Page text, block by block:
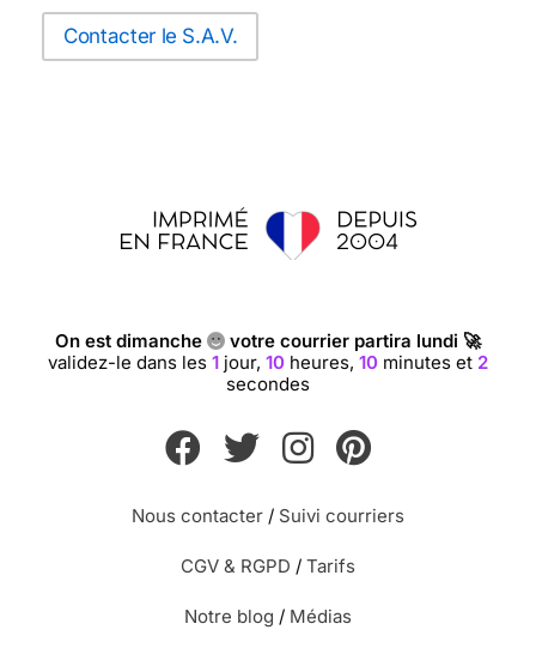
Contacter le S.A.V.
On est dimanche
votre courrier partira lundi 🚀
validez-le dans les 1 jour, 10 heures, 10 minutes et 2
secondes
Nous contacter / Suivi courriers
CGV & RGPD / Tarifs
Notre blog / Médias